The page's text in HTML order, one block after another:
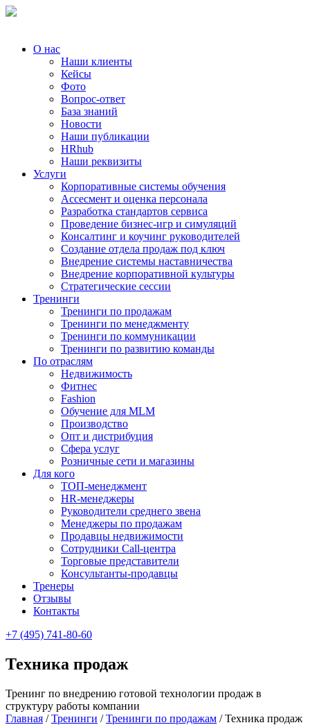
О нас
Наши клиенты
Кейсы
Фото
Вопрос-ответ
База знаний
Новости
Наши публикации
HRhub
Наши реквизиты
Услуги
Корпоративные системы обучения
Ассесмент и оценка персонала
Разработка стандартов сервиса
Проведение бизнес-игр и симуляций
Консалтинг и коучинг руководителей
Создание отдела продаж под ключ
Внедрение системы наставничества
Внедрение корпоративной культуры
Стратегические сессии
Тренинги
Тренинги по продажам
Тренинги по менеджменту
Тренинги по коммуникации
Тренинги по развитию команды
По отраслям
Недвижимость
Фитнес
Fashion
Обучение для MLM
Производство
Опт и дистрибуция
Сфера услуг
Розничные сети и магазины
Для кого
ТОП-менеджмент
HR-менеджеры
Руководители среднего звена
Менеджеры по продажам
Продавцы недвижимости
Сотрудники Call-центра
Торговые представители
Консультанты-продавцы
Тренеры
Отзывы
Контакты
+7 (495) 741-80-60
Техника продаж
Тренинг по внедрению готовой технологии продаж в
структуру работы компании
Главная /Тренинги /Тренинги по продажам /Техника продаж